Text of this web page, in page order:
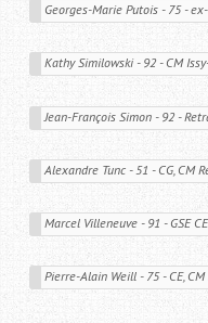
Georges-Marie Putois - 75 -
Kathy Similowski - 92 - CM
Jean-François Simon - 92 -
Alexandre Tunc - 51 - CG, CM
Marcel Villeneuve - 91 - GSE
Pierre-Alain Weill - 75 - CE, CM